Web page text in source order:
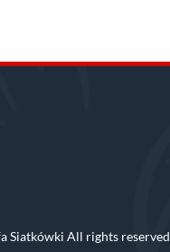
Siatkówki All rights reserved